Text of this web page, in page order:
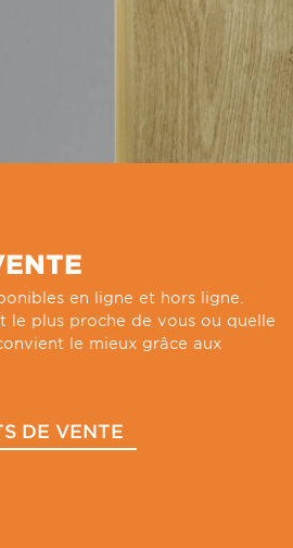
en ligne et hors ligne.
le plus proche de vous ou quelle
le mieux grâce aux
DE VENTE